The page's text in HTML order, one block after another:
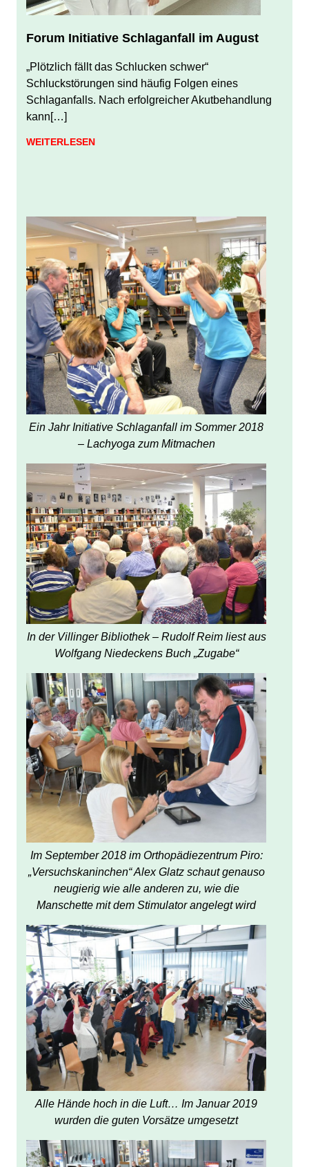
Forum Initiative Schlaganfall im August
„Plötzlich fällt das Schlucken schwer“
Schluckstörungen sind häufig Folgen eines
Schlaganfalls. Nach erfolgreicher Akutbehandlung
kann[…]
WEITERLESEN
Ein Jahr Initiative Schlaganfall im Sommer 2018
– Lachyoga zum Mitmachen
In der Villinger Bibliothek – Rudolf Reim liest aus
Wolfgang Niedeckens Buch „Zugabe“
Im September 2018 im Orthopädiezentrum Piro:
„Versuchskaninchen“ Alex Glatz schaut genauso
neugierig wie alle anderen zu, wie die
Manschette mit dem Stimulator angelegt wird
Alle Hände hoch in die Luft… Im Januar 2019
wurden die guten Vorsätze umgesetzt